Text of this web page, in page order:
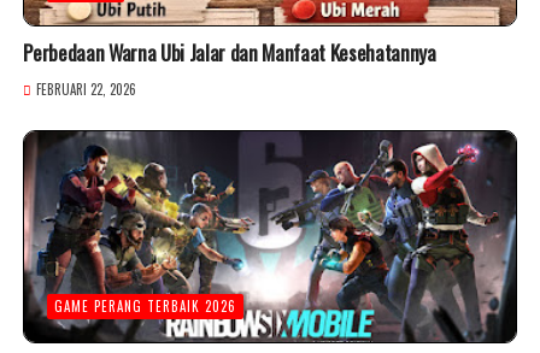
Perbedaan Warna Ubi Jalar dan Manfaat Kesehatannya
FEBRUARI 22, 2026
GAME PERANG TERBAIK 2026